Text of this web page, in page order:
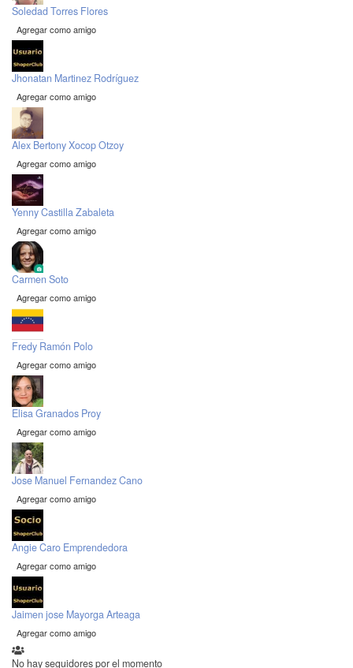
Soledad Torres Flores
Agregar como amigo
Jhonatan Martinez Rodríguez
Agregar como amigo
Alex Bertony Xocop Otzoy
Agregar como amigo
Yenny Castilla Zabaleta
Agregar como amigo
Carmen Soto
Agregar como amigo
Fredy Ramón Polo
Agregar como amigo
Elisa Granados Proy
Agregar como amigo
Jose Manuel Fernandez Cano
Agregar como amigo
Angie Caro Emprendedora
Agregar como amigo
Jaimen jose Mayorga Arteaga
Agregar como amigo
No hay seguidores por el momento